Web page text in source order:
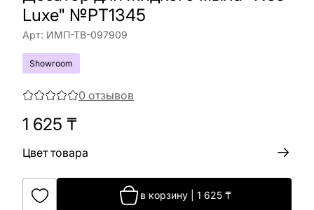
Luxe" №PT1345
Арт: ИМП-ТВ-097909
Showroom
0 отзывов
1 625 ₸
Цвет товара
в корзину| 1 625₸